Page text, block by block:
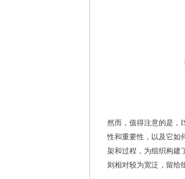
然而，值得注意的是，
性和重要性，以及它如
架和过程，为组织构建
则相对较为宽泛，留给